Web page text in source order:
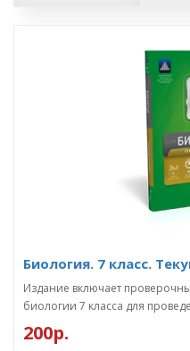
Биология. 7 класс.
Издание включает
биологии 7 класса для
200р.